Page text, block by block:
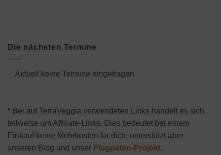
Die nächsten Termine
Aktuell keine Termine eingetragen
* Bei auf TerraVeggia verwendeten Links handelt es sich
teilweise um Affiliate-Links. Dies bedeutet bei einem
Einkauf keine Mehrkosten für dich, unterstützt aber
unseren Blog und unser Flugpaten-Projekt.